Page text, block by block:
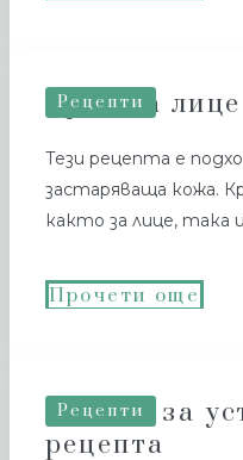
Рецепти
Крем за лице
Тези рецепта е
застаряваща кожа.
както за лице, така
Прочети още
Рецепти
Балсам за
рецепта